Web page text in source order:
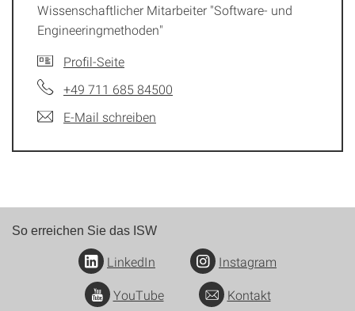
Wissenschaftlicher Mitarbeiter "Software- und
Engineeringmethoden"
Profil-Seite
+49 711 685 84500
E-Mail schreiben
So erreichen Sie das ISW
LinkedIn
Instagram
YouTube
Kontakt